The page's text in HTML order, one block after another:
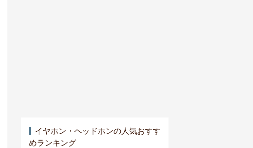
イヤホン・ヘッドホンの人気おすす
めランキング